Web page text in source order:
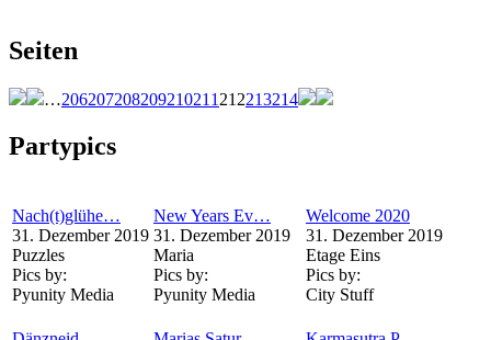
Seiten
…206207208209210211 212213214
Partypics
Nach(t)glühe…
31. Dezember 2019
Puzzles
Pics by:
Pyunity Media
New Years Ev…
31. Dezember 2019
Maria
Pics by:
Pyunity Media
Welcome 2020
31. Dezember 2019
Etage Eins
Pics by:
City Stuff